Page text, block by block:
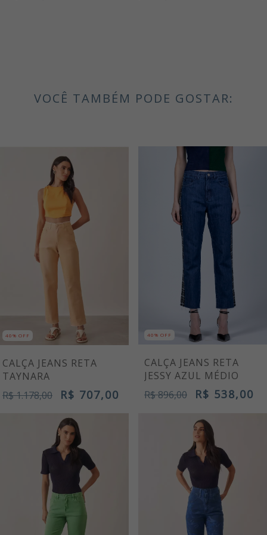
VOCÊ TAMBÉM PODE GOSTAR:
40% OFF
CALÇA JEANS RETA
TAYNARA
R$ 1.178,00
R$ 707,00
40% OFF
CALÇA JEANS RETA
JESSY AZUL MÉDIO
R$ 896,00
R$ 538,00